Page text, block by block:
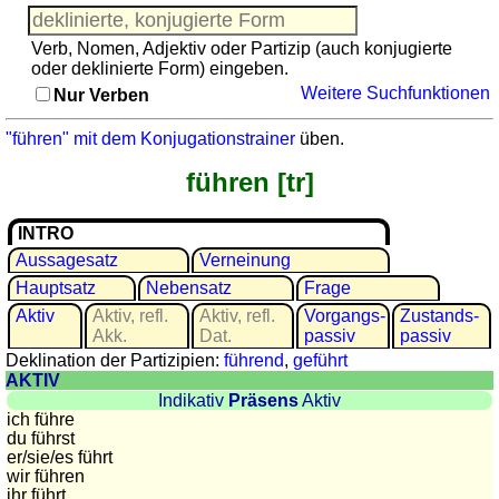
Französisch
Italienisch
Lateinisch
Niederländisch
Portugiesisch
Rumänisch
Umrechner
Autokennzeichen
Sonnenstand
Fahrradtouren
Reisewortschatz
Geografie
Küstenquiz
Geografiequiz
Verb, Nomen, Adjektiv oder Partizip (auch konjugierte
oder deklinierte Form) eingeben.
Nur Verben
Weitere Suchfunktionen
"führen" mit dem Konjugationstrainer üben.
führen [tr]
INTRO
Aussagesatz
Verneinung
Hauptsatz
Nebensatz
Frage
Aktiv
Aktiv, refl.
Akk.
Aktiv, refl.
Dat.
Vor­gangs­
passiv
Zu­stands­
passiv
Deklination der Partizipien: führend, geführt
AKTIV
Indikativ PräsensAktiv
ich führe
du führst
er/sie/es führt
wir führen
ihr führt